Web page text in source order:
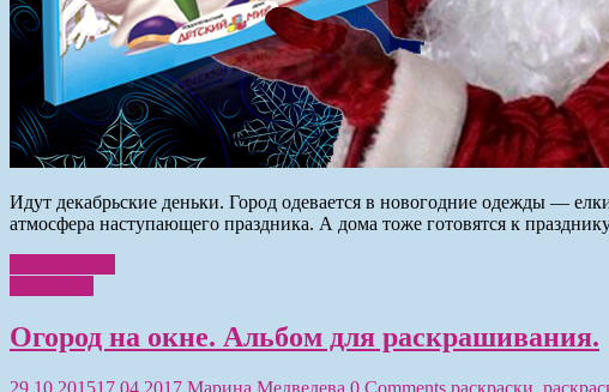
Идут декабрьские деньки. Город одевается в новогодние одежды —
атмосфера наступающего праздника. А дома тоже готовятся к
Огород на окне. Альбом для раскрашивания.